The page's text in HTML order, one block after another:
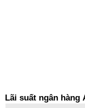
Lãi suất ngân hàng